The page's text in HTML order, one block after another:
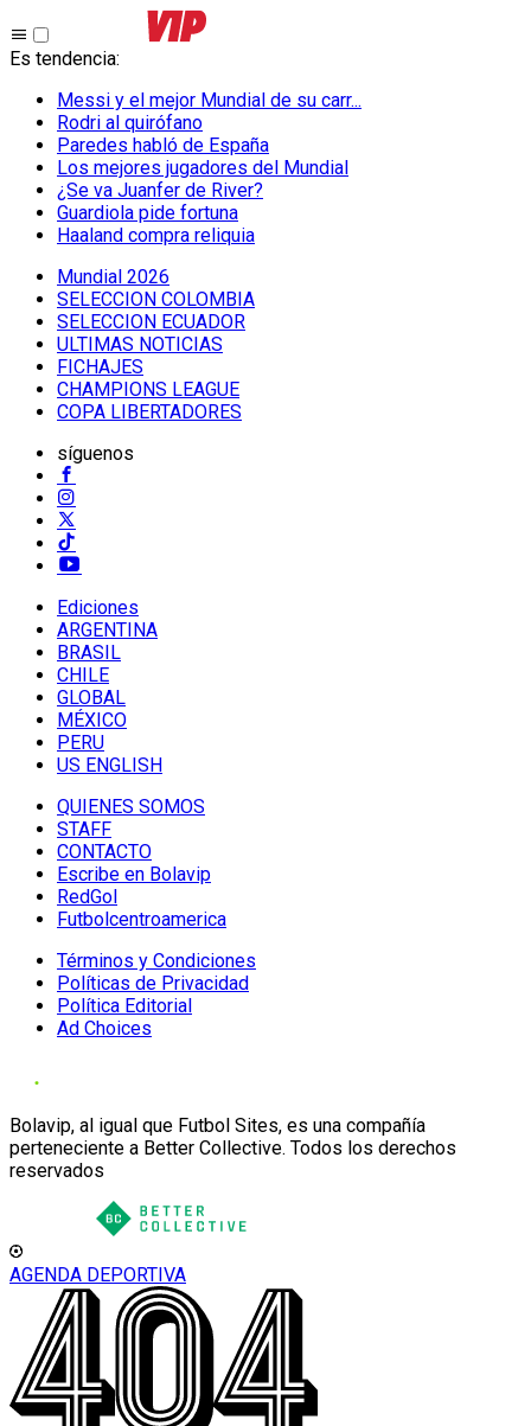
Es tendencia:
Messi y el mejor Mundial de su carr...
Rodri al quirófano
Paredes habló de España
Los mejores jugadores del Mundial
¿Se va Juanfer de River?
Guardiola pide fortuna
Haaland compra reliquia
Mundial 2026
SELECCION COLOMBIA
SELECCION ECUADOR
ULTIMAS NOTICIAS
FICHAJES
CHAMPIONS LEAGUE
COPA LIBERTADORES
síguenos
Ediciones
ARGENTINA
BRASIL
CHILE
GLOBAL
MÉXICO
PERU
US ENGLISH
QUIENES SOMOS
STAFF
CONTACTO
Escribe en Bolavip
RedGol
Futbolcentroamerica
Términos y Condiciones
Políticas de Privacidad
Política Editorial
Ad Choices
Bolavip, al igual que Futbol Sites, es una compañía
perteneciente a Better Collective. Todos los derechos
reservados
AGENDA DEPORTIVA